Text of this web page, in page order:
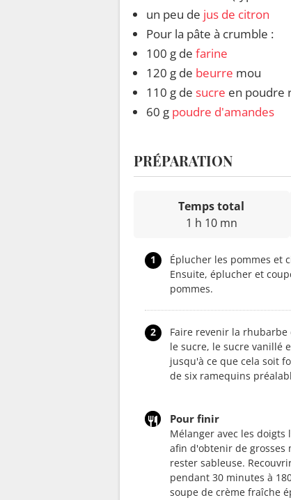
un peu de jus de citron
Pour la pâte à crumble :
100 g de farine
120 g de beurre mou
110 g de sucre en poudre
60 g poudre d'amandes
PRÉPARATION
Temps total
1 h 10 mn
1
Éplucher les pommes et
Ensuite, éplucher et
pommes.
2
Faire revenir la
le sucre, le sucre vanillé
jusqu'à ce que cela soit
de six ramequins
Pour finir
Mélanger avec les
afin d'obtenir de grosses
rester sableuse.
pendant 30 minutes à
soupe de crème fraîche